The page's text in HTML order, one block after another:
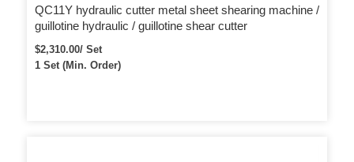
QC11Y hydraulic cutter metal sheet shearing machine /
guillotine hydraulic / guillotine shear cutter
$2,310.00/ Set
1 Set (Min. Order)